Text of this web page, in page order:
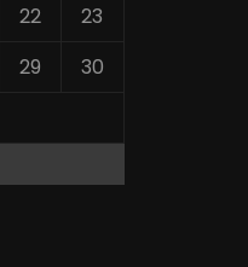
22
23
29
30